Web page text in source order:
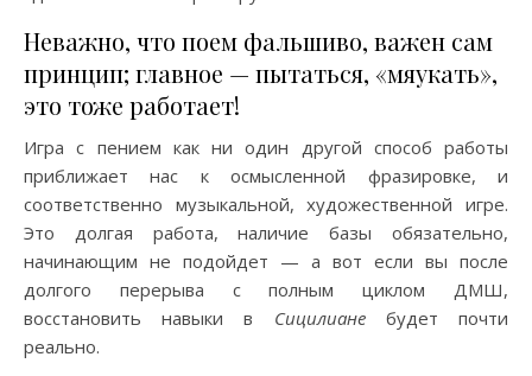
Неважно, что поем фальшиво, важен сам
принцип; главное — пытаться, «мяукать»,
это тоже работает!
Игра с пением как ни один другой способ работы
приближает нас к осмысленной фразировке, и
соответственно музыкальной, художественной игре.
Это долгая работа, наличие базы обязательно,
начинающим не подойдет — а вот если вы после
долгого перерыва с полным циклом ДМШ,
восстановить навыки в Сицилианебудет почти
реально.